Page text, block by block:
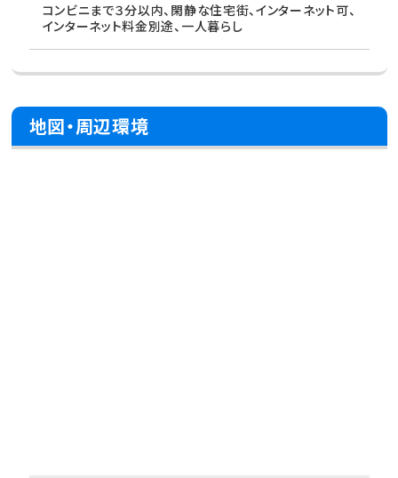
コンビニまで３分以内、閑静な住宅街、インターネット可、
インターネット料金別途、一人暮らし
地図・周辺環境